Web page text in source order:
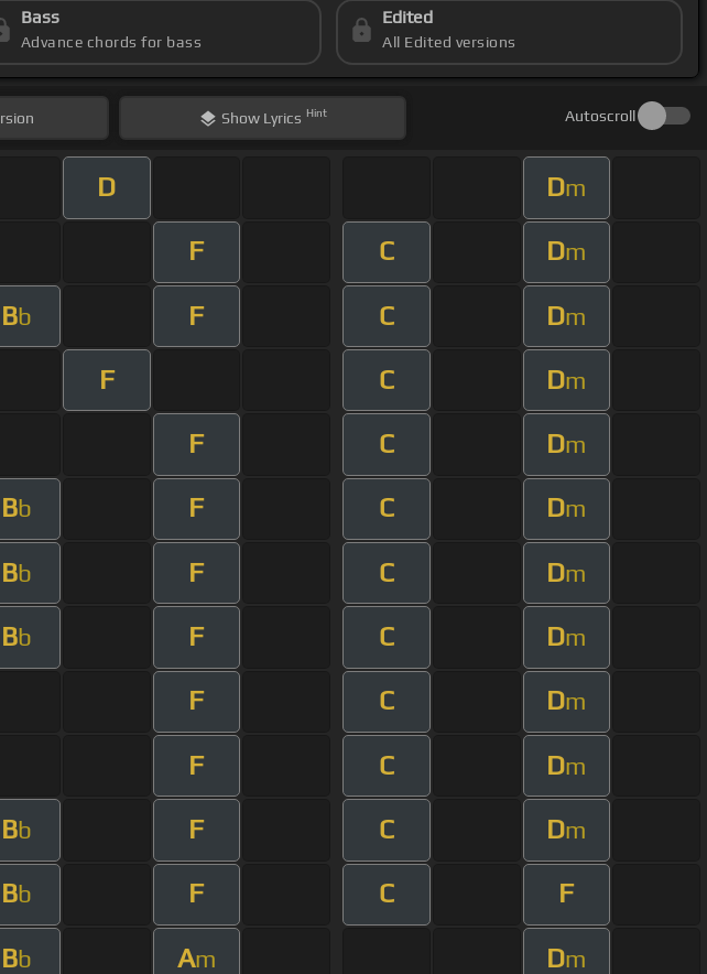
Bass
Advance chords for bass
Edited
All Edited versions
Show Lyrics Hint Autoscroll
D Dm
F C Dm
Bb F C Dm
F C Dm
F C Dm
Bb F C Dm
Bb F C Dm
Bb F C Dm
F C Dm
F C Dm
Bb F C Dm
Bb F C F
Bb Am Dm